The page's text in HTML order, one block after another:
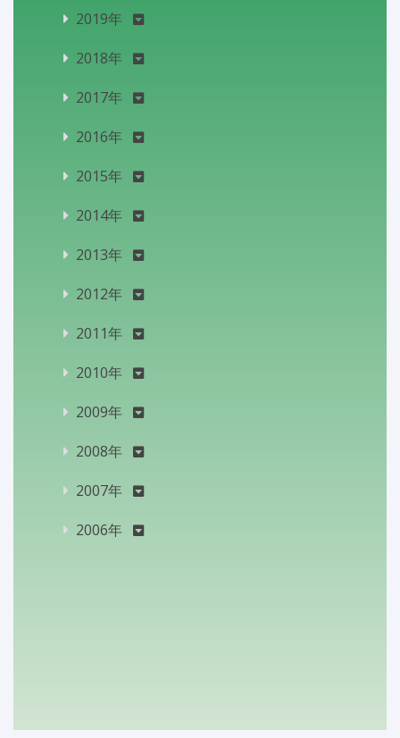
2019年
2018年
2017年
2016年
2015年
2014年
2013年
2012年
2011年
2010年
2009年
2008年
2007年
2006年